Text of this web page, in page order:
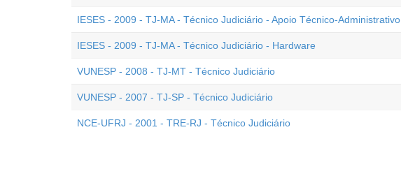
IESES - 2009 - TJ-MA - Técnico Judiciário - Apoio Técnico-Administrativo
IESES - 2009 - TJ-MA - Técnico Judiciário - Hardware
VUNESP - 2008 - TJ-MT - Técnico Judiciário
VUNESP - 2007 - TJ-SP - Técnico Judiciário
NCE-UFRJ - 2001 - TRE-RJ - Técnico Judiciário